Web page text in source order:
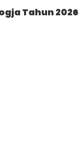
Tahun 2026